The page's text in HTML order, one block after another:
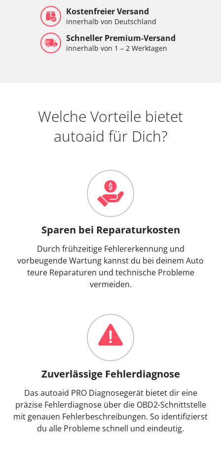
Kostenfreier Versand
innerhalb von Deutschland
Schneller Premium-Versand
innerhalb von 1 – 2 Werktagen
Welche Vorteile bietet
autoaid für Dich?
Sparen bei Reparaturkosten
Durch frühzeitige Fehlererkennung und
vorbeugende Wartung kannst du bei deinem Auto
teure Reparaturen und technische Probleme
vermeiden.
Zuverlässige Fehlerdiagnose
Das autoaid PRO Diagnosegerät bietet dir eine
präzise Fehlerdiagnose über die OBD2-Schnittstelle
mit genauen Fehlerbeschreibungen. So identifizierst
du alle Probleme schnell und eindeutig.